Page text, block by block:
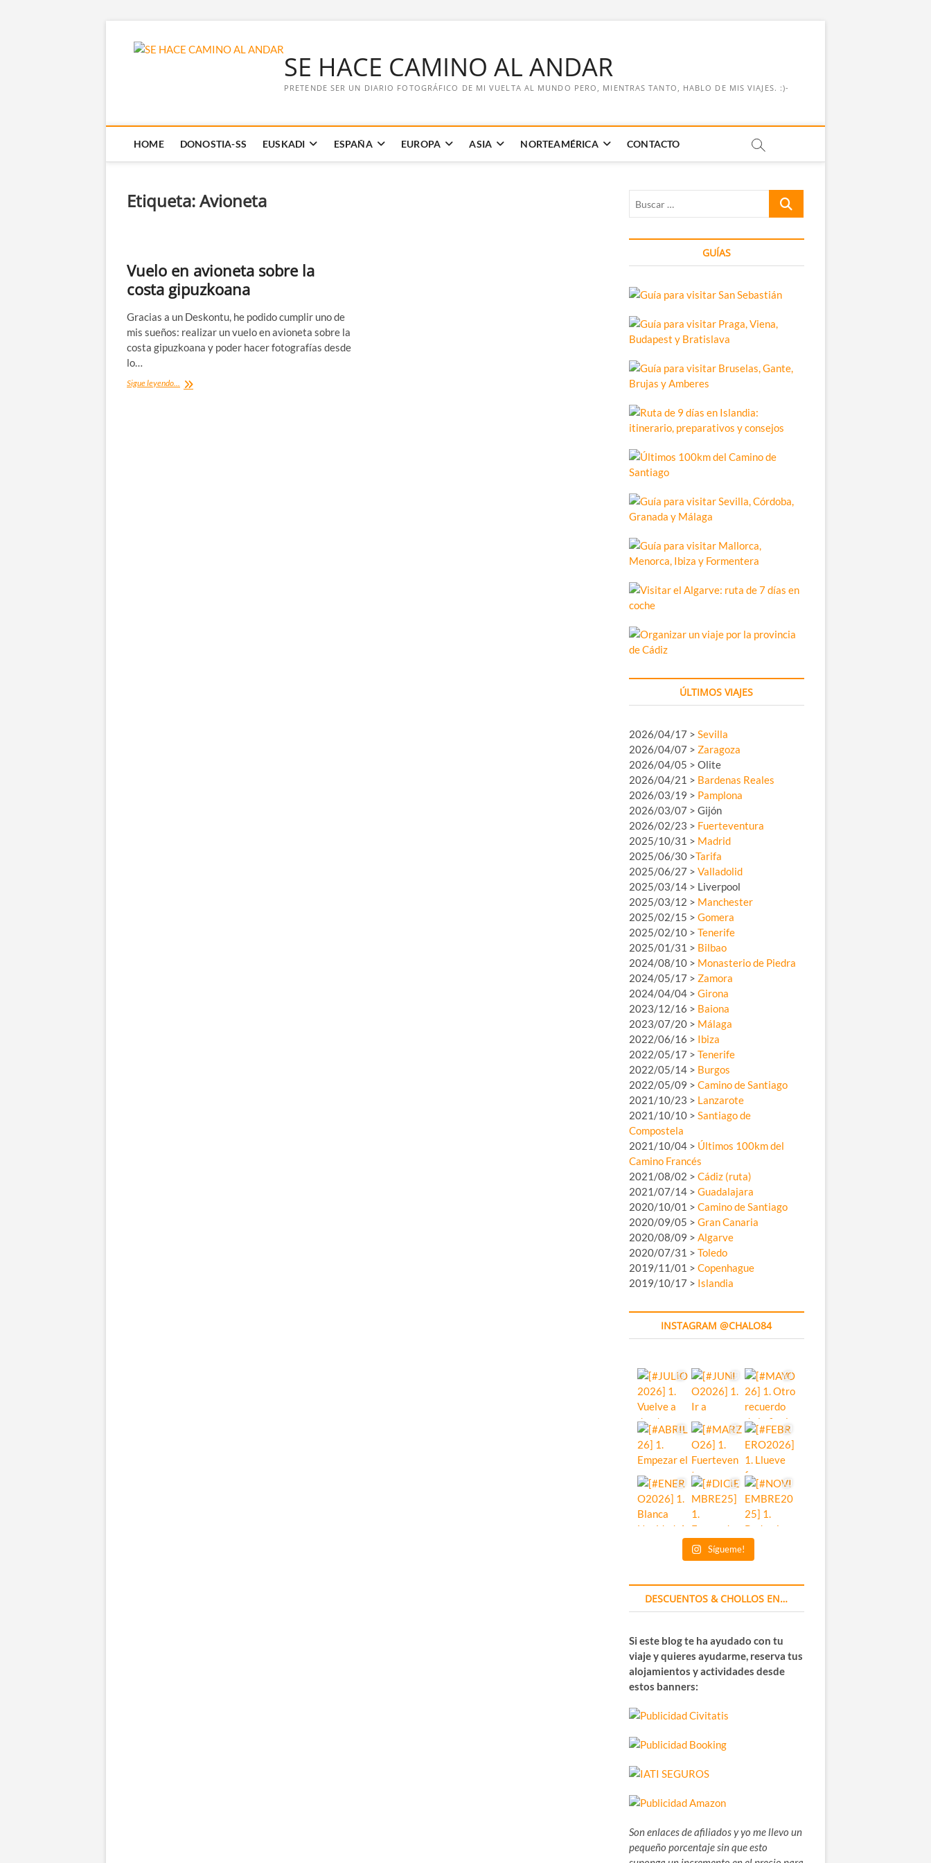
SE HACE CAMINO AL ANDAR
PRETENDE SER UN DIARIO FOTOGRÁFICO DE MI VUELTA AL MUNDO PERO, MIENTRAS TANTO, HABLO DE MIS VIAJES. :)-
HOME DONOSTIA-SS EUSKADI ESPAÑA EUROPA ASIA NORTEAMÉRICA CONTACTO
Etiqueta:Avioneta
Vuelo en avioneta sobre la
costa gipuzkoana
Gracias a un Deskontu, he podido cumplir uno de
mis sueños: realizar un vuelo en avioneta sobre la
costa gipuzkoana y poder hacer fotografías desde
lo…
Sigue leyendo... Vuelo
Buscar
GUÍAS
ÚLTIMOS VIAJES
2026/04/17 > Sevilla
2026/04/07 > Zaragoza
2026/04/05 > Olite
2026/04/21 > Bardenas Reales
2026/03/19 > Pamplona
2026/03/07 > Gijón
2026/02/23 > Fuerteventura
2025/10/31 > Madrid
2025/06/30 >Tarifa
2025/06/27 > Valladolid
2025/03/14 > Liverpool
2025/03/12 > Manchester
2025/02/15 > Gomera
2025/02/10 > Tenerife
2025/01/31 > Bilbao
2024/08/10 > Monasterio de Piedra
2024/05/17 > Zamora
2024/04/04 > Girona
2023/12/16 > Baiona
2023/07/20 > Málaga
2022/06/16 > Ibiza
2022/05/17 > Tenerife
2022/05/14 > Burgos
2022/05/09 > Camino de Santiago
2021/10/23 > Lanzarote
2021/10/10 > Santiago de
Compostela
2021/10/04 > Últimos 100km del
Camino Francés
2021/08/02 > Cádiz (ruta)
2021/07/14 > Guadalajara
2020/10/01 > Camino de Santiago
2020/09/05 > Gran Canaria
2020/08/09 > Algarve
2020/07/31 > Toledo
2019/11/01 > Copenhague
2019/10/17 > Islandia
INSTAGRAM @CHALO84
Sígueme!
DESCUENTOS & CHOLLOS EN…
Si este blog te ha ayudado con tu
viaje y quieres ayudarme, reserva tus
alojamientos y actividades desde
estos banners:
Son enlaces de afiliados y yo me llevo un
pequeño porcentaje sin que esto